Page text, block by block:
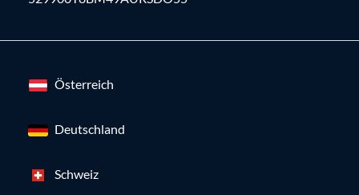
Österreich
Deutschland
Schweiz